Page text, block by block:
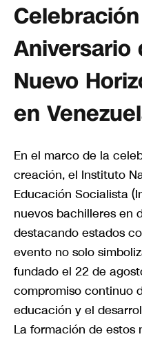
Aniversario
Nuevo
en
En el marco de la
creación, el Instituto
Educación Socialista
nuevos bachilleres en
destacando estados
evento no solo
fundado el 22 de
compromiso continuo
educación y el
La formación de estos